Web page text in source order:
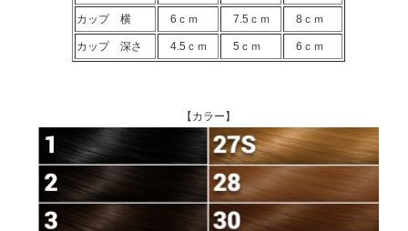
カップ 横 6ｃｍ 7.5ｃｍ 8ｃｍ
カップ 深さ 4.5ｃｍ 5ｃｍ 6ｃｍ
【カラー】